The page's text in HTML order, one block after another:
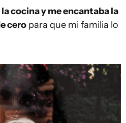
cocina y me encantaba la
cero para que mi familia lo